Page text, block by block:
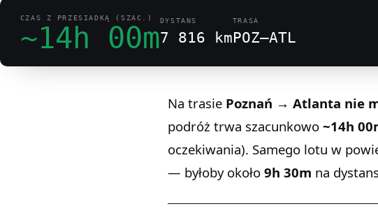
CZAS Z PRZESIADKĄ (SZAC.)
~14h 00m
DYSTANS
7 816 km
TRASA
POZ–ATL
Na trasie Poznań → Atlanta nie
podróż trwa szacunkowo ~14h
oczekiwania). Samego lotu w
— byłoby około 9h 30m na